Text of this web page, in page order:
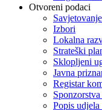
Otvoreni podaci
Izbori
Lokalna
Strateški
Sklopljeni
Javna
Registar
Popis